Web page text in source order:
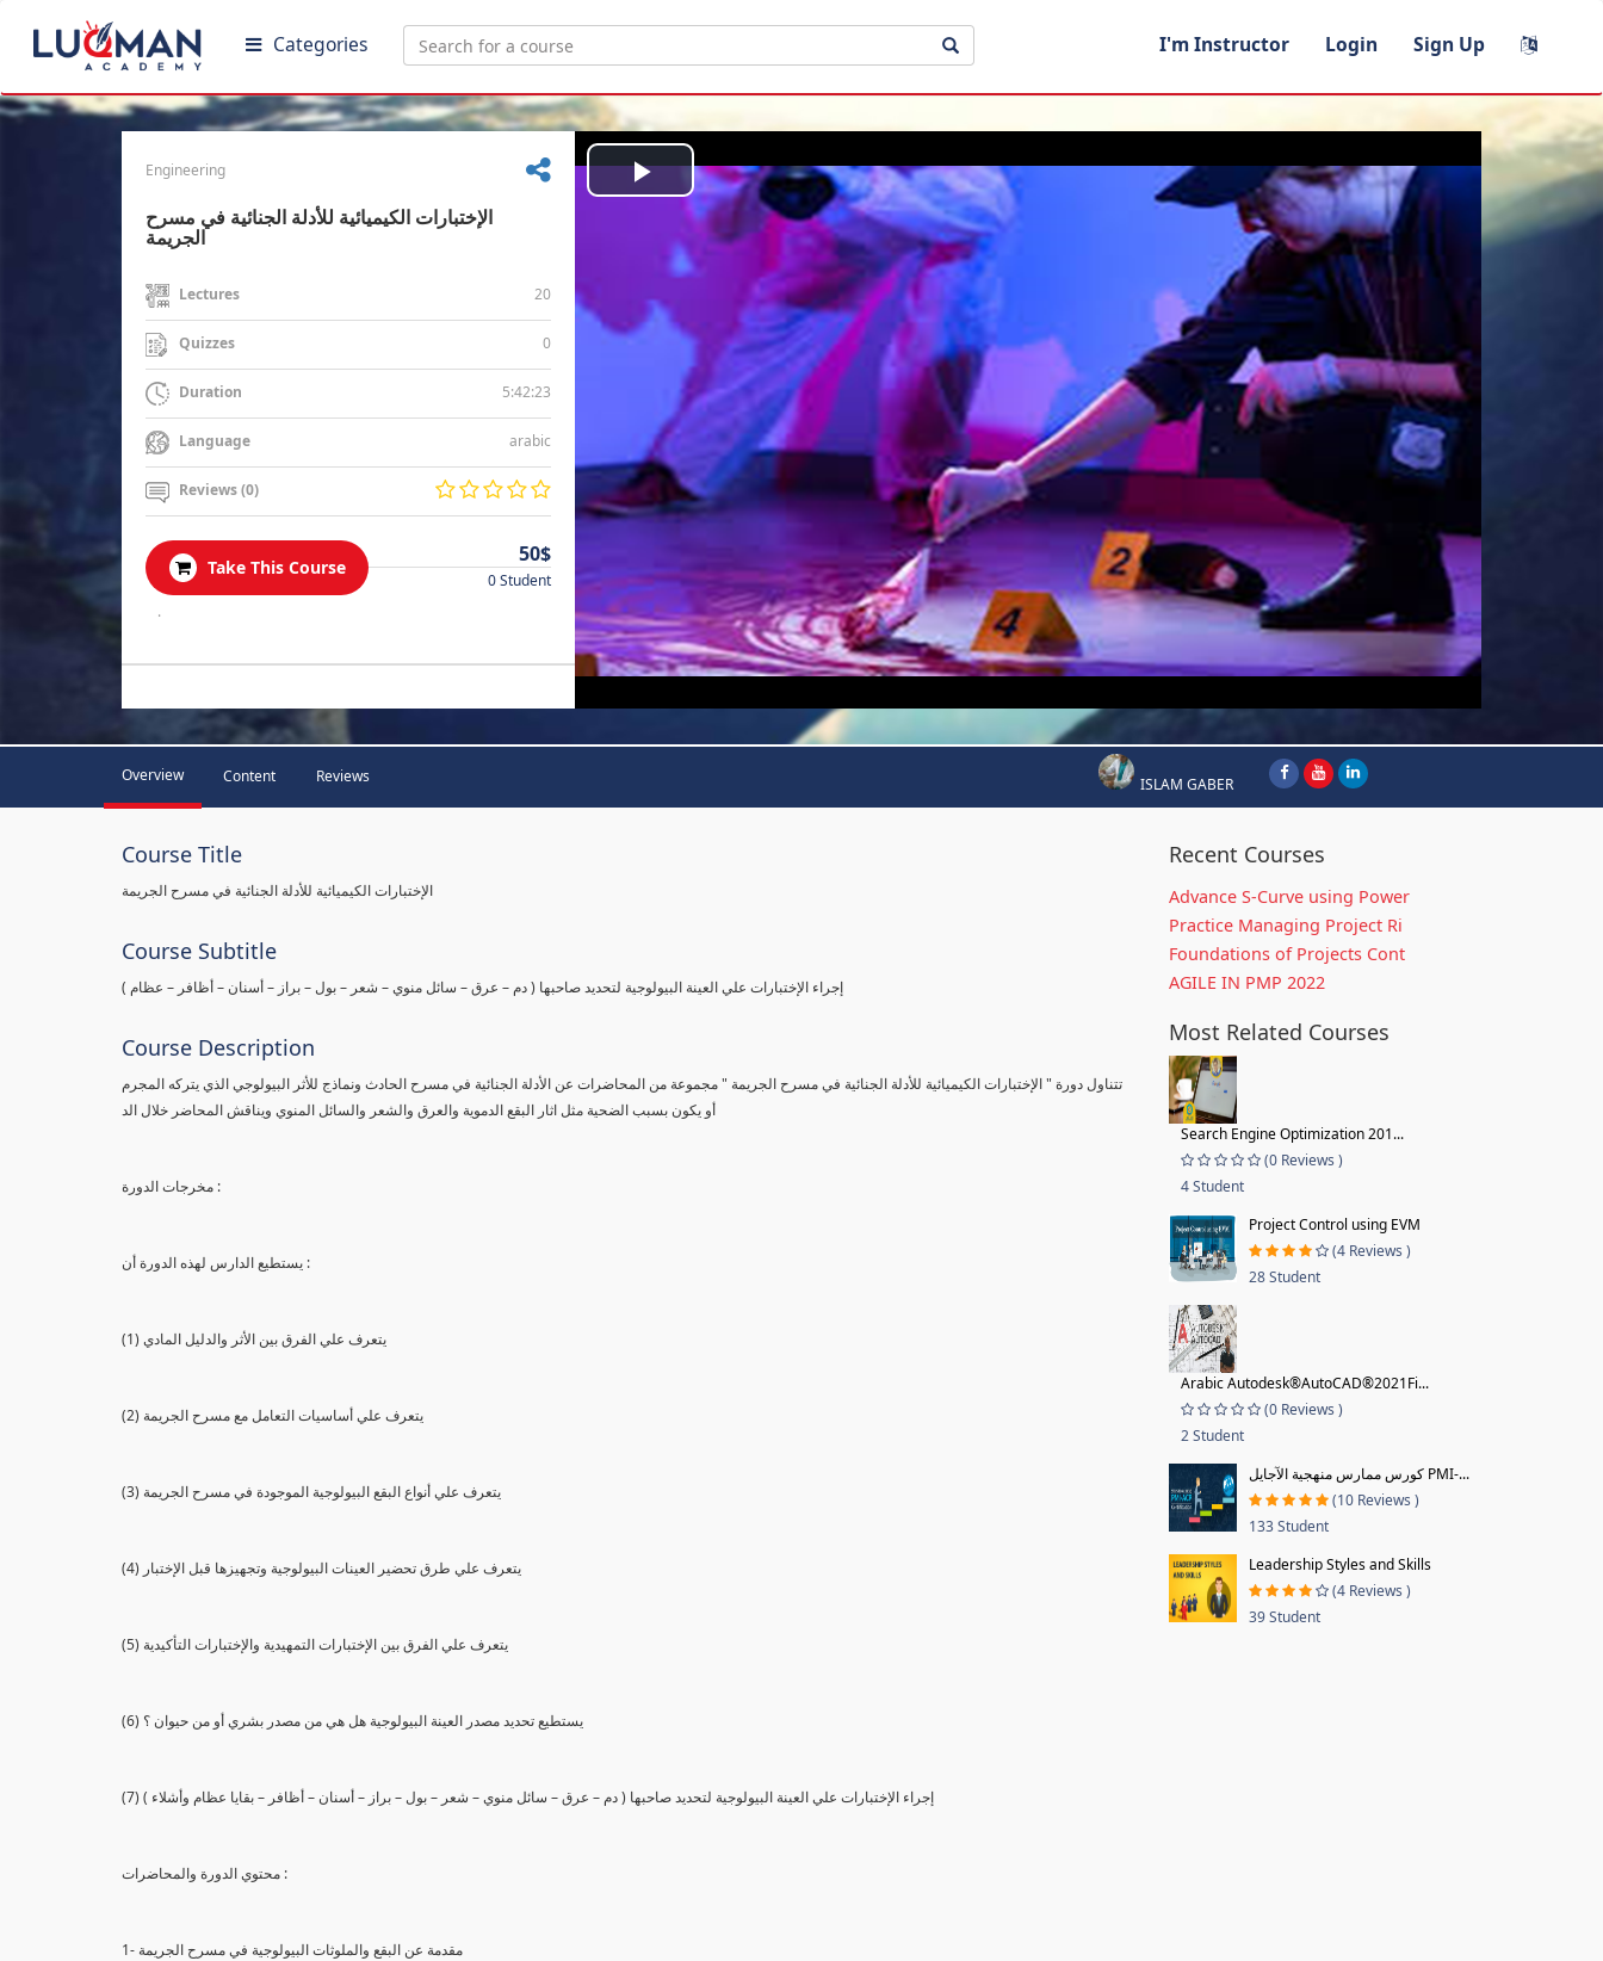
Categories I'm Instructor Login Sign Up
Engineering
الإختبارات الكيميائية للأدلة الجنائية في مسرح
الجريمة
Lectures 20
Quizzes 0
Duration 5:42:23
Language arabic
Reviews (0)
Take This Course
50$
0 Student
.
Play
Video
Overview Content Reviews ISLAM GABER
Course Title
الإختبارات الكيميائية للأدلة الجنائية في مسرح الجريمة
Course Subtitle
( إجراء الإختبارات علي العينة البيولوجية لتحديد صاحبها ( دم – عرق – سائل منوي – شعر – بول – براز – أسنان – أظافر – عظام
Course Description
تتناول دورة " الإختبارات الكيميائية للأدلة الجنائية في مسرح الجريمة " مجموعة من المحاضرات عن الأدلة الجنائية في مسرح الحادث ونماذج للأثر البيولوجي الذي يتركه المجرم
أو يكون بسبب الضحية مثل اثار البقع الدموية والعرق والشعر والسائل المنوي ويناقش المحاضر خلال الد
مخرجات الدورة :
يستطيع الدارس لهذه الدورة أن :
(1) يتعرف علي الفرق بين الأثر والدليل المادي
(2) يتعرف علي أساسيات التعامل مع مسرح الجريمة
(3) يتعرف علي أنواع البقع البيولوجية الموجودة في مسرح الجريمة
(4) يتعرف علي طرق تحضير العينات البيولوجية وتجهيزها قبل الإختبار
(5) يتعرف علي الفرق بين الإختبارات التمهيدية والإختبارات التأكيدية
(6) يستطيع تحديد مصدر العينة البيولوجية هل هي من مصدر بشري أو من حيوان ؟
(7) إجراء الإختبارات علي العينة البيولوجية لتحديد صاحبها ( دم – عرق – سائل منوي – شعر – بول – براز – أسنان – أظافر – بقايا عظام وأشلاء )
محتوي الدورة والمحاضرات :
1- مقدمة عن البقع والملوثات البيولوجية في مسرح الجريمة
Recent Courses
Advance S-Curve using Power
Practice Managing Project Ri
Foundations of Projects Cont
AGILE IN PMP 2022
Most Related Courses
Search Engine Optimization 201...
(0 Reviews )
4 Student
Project Control using EVM
(4 Reviews )
28 Student
Arabic Autodesk®AutoCAD®2021Fi...
(0 Reviews )
2 Student
كورس ممارس منهجية الآجايل PMI-...
(10 Reviews )
133 Student
Leadership Styles and Skills
(4 Reviews )
39 Student